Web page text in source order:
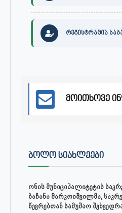
რეგისტრაცია
მოითხოვე
ᲑᲝᲚᲝ ᲡᲘᲐᲮᲚᲔᲔᲑᲘ
ონის მუნიციპალიტეტის
ბაჩანა მარკოიშვილმა,
წევრებთან სამუშაო